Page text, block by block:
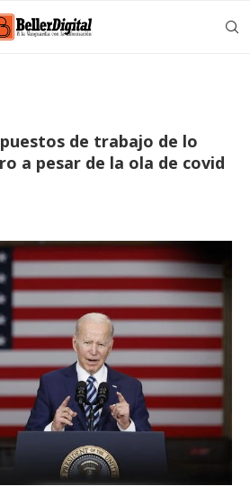
puestos de trabajo de lo
a pesar de la ola de covid